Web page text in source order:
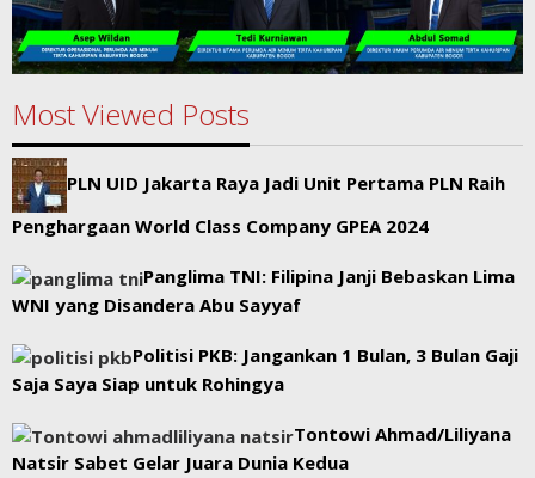
Most Viewed Posts
PLN UID Jakarta Raya Jadi Unit Pertama PLN Raih
Penghargaan World Class Company GPEA 2024
Panglima TNI: Filipina Janji Bebaskan Lima
WNI yang Disandera Abu Sayyaf
Politisi PKB: Jangankan 1 Bulan, 3 Bulan Gaji
Saja Saya Siap untuk Rohingya
Tontowi Ahmad/Liliyana
Natsir Sabet Gelar Juara Dunia Kedua